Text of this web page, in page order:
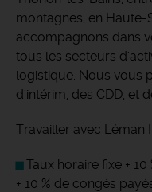
montagnes, en Haute-
accompagnons dans
tous les secteurs
logistique. Nous vous
d'intérim, des CDD, et
Travailler avec Léman
Taux horaire fixe +
+ 10 % de congés